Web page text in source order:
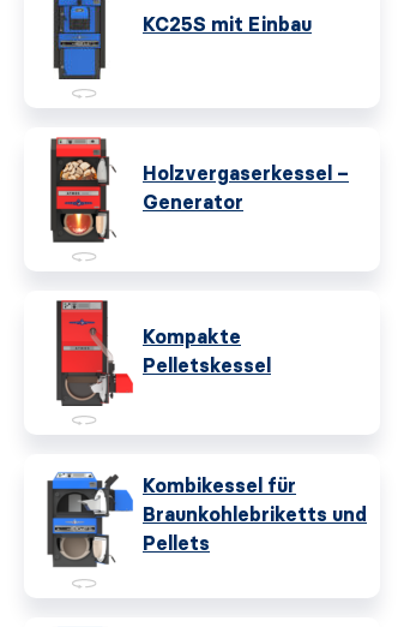
KC25S mit Einbau
Holzvergaserkessel –
Generator
Kompakte
Pelletskessel
Kombikessel für
Braunkohlebriketts und
Pellets